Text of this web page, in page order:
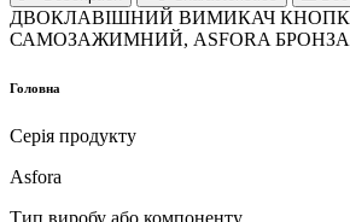
ДВОКЛАВІШНИЙ ВИМИКАЧ
САМОЗАЖИМНИЙ, ASFORA БРОНЗА
Головна
Серія продукту
Asfora
Тип виробу або компоненту